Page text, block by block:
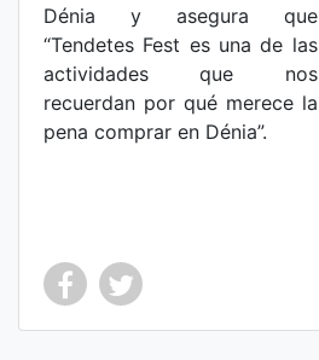
Dénia y asegura que
“Tendetes Fest es una de las
actividades que nos
recuerdan por qué merece la
pena comprar en Dénia”.
Co Co